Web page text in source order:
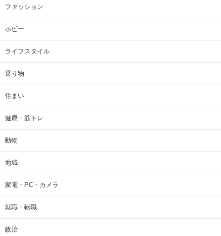
ファッション
ホビー
ライフスタイル
乗り物
住まい
健康・筋トレ
動物
地域
家電・PC・カメラ
就職・転職
政治